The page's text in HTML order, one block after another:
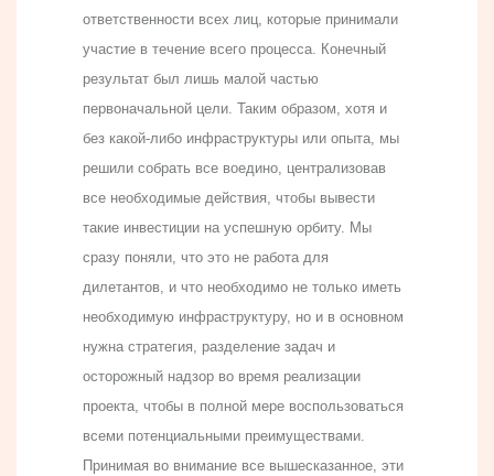
ответственности всех лиц, которые принимали
участие в течение всего процесса. Конечный
результат был лишь малой частью
первоначальной цели. Таким образом, хотя и
без какой-либо инфраструктуры или опыта, мы
решили собрать все воедино, централизовав
все необходимые действия, чтобы вывести
такие инвестиции на успешную орбиту. Мы
сразу поняли, что это не работа для
дилетантов, и что необходимо не только иметь
необходимую инфраструктуру, но и в основном
нужна стратегия, разделение задач и
осторожный надзор во время реализации
проекта, чтобы в полной мере воспользоваться
всеми потенциальными преимуществами.
Принимая во внимание все вышесказанное, эти